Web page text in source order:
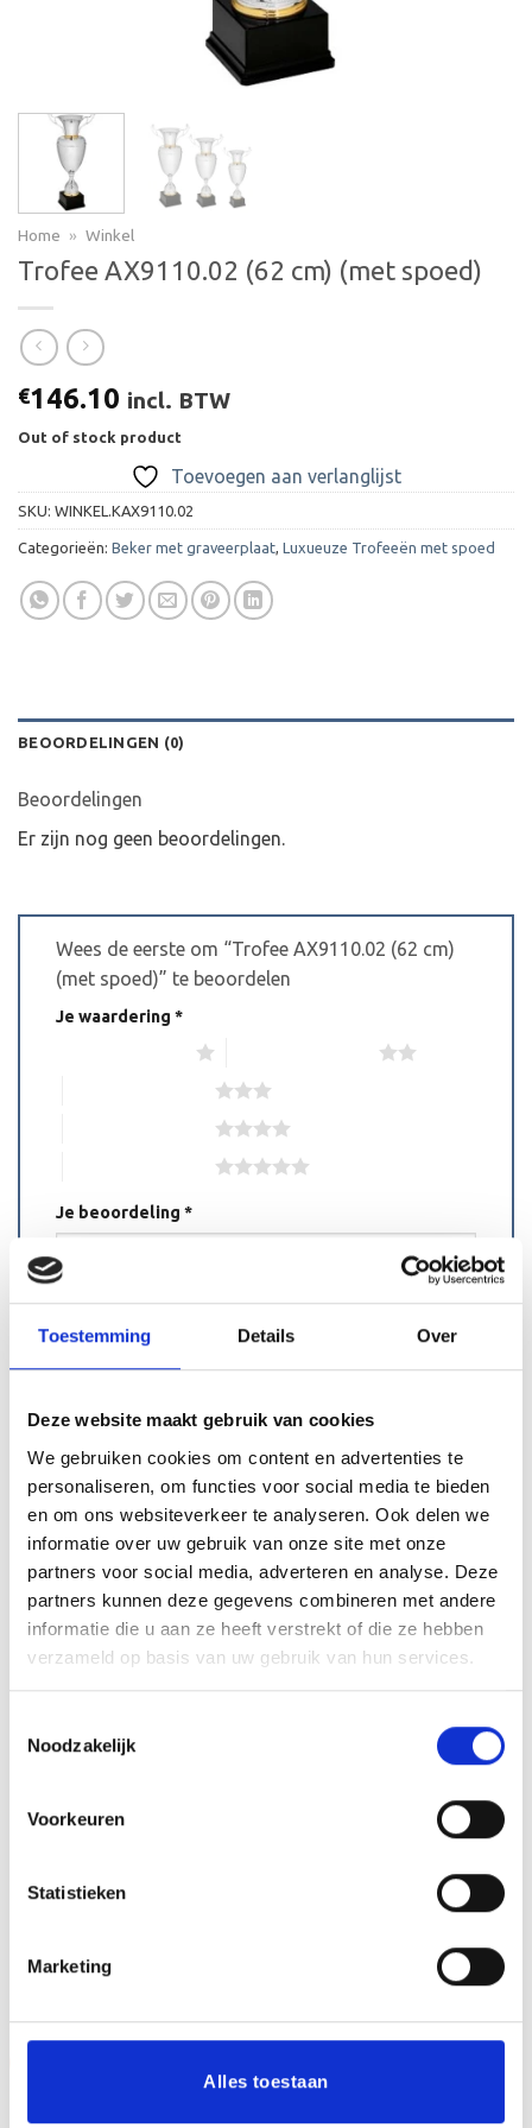
Toestemming Details Over
Deze website maakt gebruik van cookies
We gebruiken cookies om content en advertenties te
personaliseren, om functies voor social media te bieden
en om ons websiteverkeer te analyseren. Ook delen we
informatie over uw gebruik van onze site met onze
partners voor social media, adverteren en analyse. Deze
partners kunnen deze gegevens combineren met andere
informatie die u aan ze heeft verstrekt of die ze hebben
verzameld op basis van uw gebruik van hun services.
Noodzakelijk
Voorkeuren
Statistieken
Marketing
Alles toestaan
Home » Winkel
Trofee AX9110.02 (62 cm) (met spoed)
€146.10 incl. BTW
Out of stock product
Toevoegen aan verlanglijst
SKU: WINKEL.KAX9110.02
Categorieën: Beker met graveerplaat, Luxueuze Trofeeën met spoed
BEOORDELINGEN (0)
Beoordelingen
Er zijn nog geen beoordelingen.
Wees de eerste om “Trofee AX9110.02 (62 cm)
(met spoed)” te beoordelen
Je waardering *
Je beoordeling *
Naam*
E-mail*
Mijn naam, e-mail en site opslaan in deze
GERELATEERDE PRODUCTEN